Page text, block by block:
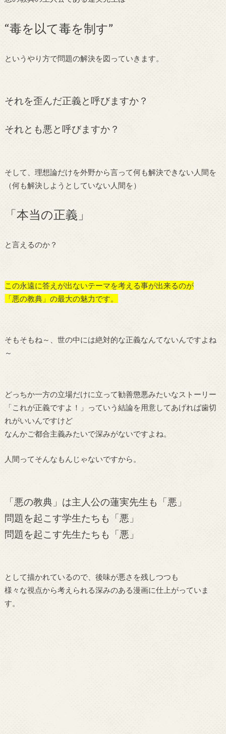
“毒を以て毒を制す”
というやり方で問題の解決を図っていきます。
それを歪んだ正義と呼びますか？
それとも悪と呼びますか？
そして、理想論だけを外野から言って何も解決できない人間を
（何も解決しようとしていない人間を）
「本当の正義」
と言えるのか？
この永遠に答えが出ないテーマを考える事が出来るのが
「悪の教典」の最大の魅力です。
そもそもね～、世の中には絶対的な正義なんてないんですよね
～
どっちか一方の立場だけに立って勧善懲悪みたいなストーリー
「これが正義ですよ！」っていう結論を用意してあげれば歯切
れがいいんですけど
なんかご都合主義みたいで深みがないですよね。
人間ってそんなもんじゃないですから。
「悪の教典」は主人公の蓮実先生も「悪」
問題を起こす学生たちも「悪」
問題を起こす先生たちも「悪」
として描かれているので、後味が悪さを残しつつも
様々な視点から考えられる深みのある漫画に仕上がっていま
す。